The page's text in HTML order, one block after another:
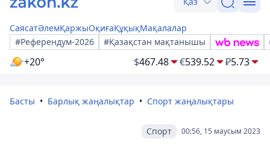
СаясатӘлемҚаржыОқиғаҚұқықМақалалар
#Референдум-2026
#Қазақстан мақтанышы
+20° $467.48 €539.52 ₽5.73
Басты Барлық жаңалықтар Спорт жаңалықтары
00:56, 15 маусым 2023
Спорт